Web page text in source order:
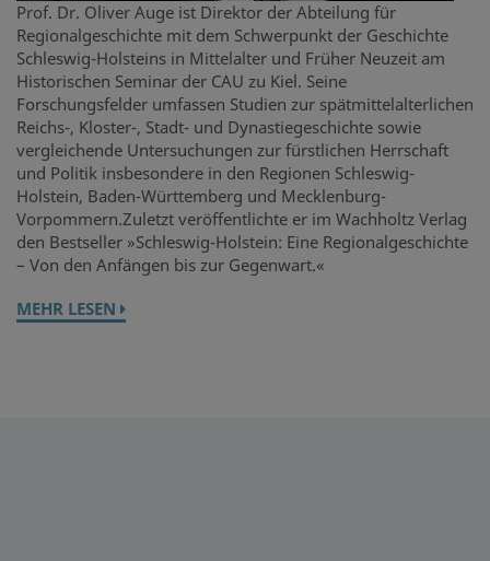
Prof. Dr. Oliver Auge ist Direktor der Abteilung für
Regionalgeschichte mit dem Schwerpunkt der Geschichte
Schleswig-Holsteins in Mittelalter und Früher Neuzeit am
Historischen Seminar der CAU zu Kiel. Seine
Forschungsfelder umfassen Studien zur spätmittelalterlichen
Reichs-, Kloster-, Stadt- und Dynastiegeschichte sowie
vergleichende Untersuchungen zur fürstlichen Herrschaft
und Politik insbesondere in den Regionen Schleswig-
Holstein, Baden-Württemberg und Mecklenburg-
Vorpommern.Zuletzt veröffentlichte er im Wachholtz Verlag
den Bestseller »Schleswig-Holstein: Eine Regionalgeschichte
– Von den Anfängen bis zur Gegenwart.«
MEHR LESEN